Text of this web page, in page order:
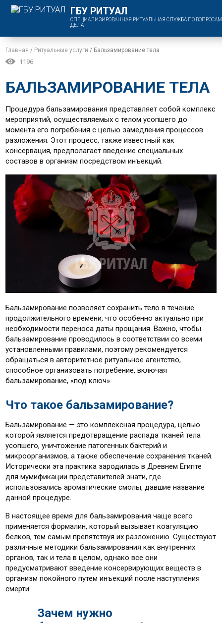
ГБУ РИТУАЛ
СПЕЦИАЛИЗИРОВАННАЯ РИТУАЛЬНАЯ СЛУЖБА ПО
ДЕЛА
Главная / Ритуальные услуги / Бальзамирование тела
1196
БАЛЬЗАМИРОВАНИЕ ТЕЛА
Процедура бальзамирования представляет собой комплекс
мероприятий, осуществляемых с телом усопшего до
момента его погребения с целью замедления процессов
разложения. Этот процесс, также известный как
консервация, предполагает введение специальных
составов в организм посредством инъекций.
Бальзамирование позволяет сохранить тело в течение
продолжительного времени, что особенно актуально при
необходимости переноса даты прощания. Важно, чтобы
бальзамирование проводилось в соответствии со всеми
установленными правилами, поэтому рекомендуется
обращаться в авторитетное ритуальное агентство,
способное организовать погребение, включая
бальзамирование, «под ключ».
Что такое бальзамирование?
Бальзамирование — это комплексная процедура, целью
которой является предотвращение распада тканей тела
усопшего, уничтожение патогенных бактерий и
микроорганизмов, а также обеспечение сохранения тканей.
Исторически эта практика зародилась в Древнем Египте
для мумификации представителей знати, где
использовались ароматические смолы, давшие название
данной процедуре.
В настоящее время для бальзамирования чаще всего
применяется формалин, который вызывает коагуляцию
белков, тем самым препятствуя их разложению. Существуют
различные методики бальзамирования как внутренних
органов, так и тела в целом, однако все они
предусматривают введение консервирующих веществ в
организм покойного путем инъекций после наступления
смерти.
Зачем нужно